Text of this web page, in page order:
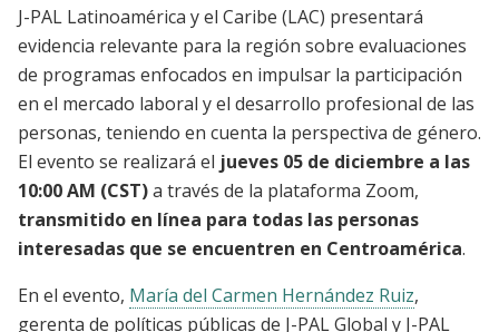
J-PAL Latinoamérica y el Caribe (LAC) presentará
evidencia relevante para la región sobre evaluaciones
de programas enfocados en impulsar la participación
en el mercado laboral y el desarrollo profesional de las
personas, teniendo en cuenta la perspectiva de género.
El evento se realizará el jueves 05 de diciembre a las
10:00 AM (CST)a través de la plataforma Zoom,
transmitido en línea para todas las personas
interesadas que se encuentren en Centroamérica.
En el evento, María del Carmen Hernández Ruiz,
gerenta de políticas públicas de J-PAL Global y J-PAL